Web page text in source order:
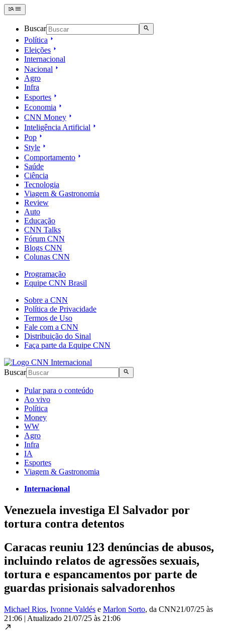
Buscar
Política
Eleições
Internacional
Nacional
Agro
Infra
Esportes
Economia
CNN Money
Inteligência Artificial
Pop
Style
Comportamento
Saúde
Ciência
Tecnologia
Viagem & Gastronomia
Review
Auto
Educação
CNN Talks
Fórum CNN
Blogs CNN
Colunas CNN
Programação
Equipe CNN Brasil
Sobre a CNN
Política de Privacidade
Termos de Uso
Fale com a CNN
Distribuição do Sinal
Faça parte da Equipe CNN
Buscar
Pular para o conteúdo
Ao vivo
Política
Money
WW
Agro
Infra
IA
Esportes
Viagem & Gastronomia
Internacional
Venezuela investiga El Salvador por
tortura contra detentos
Caracas reuniu 123 denúncias de abusos,
incluindo relatos de agressões sexuais,
tortura e espancamentos por parte de
guardas prisionais salvadorenhos
Michael Rios, Ivonne Valdés e Marlon Sorto, da CNN21/07/25 às
21:06 | Atualizado 21/07/25 às 21:06